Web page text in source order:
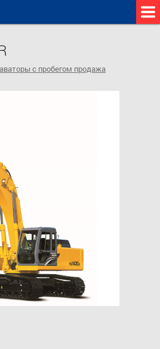
с пробегом продажа